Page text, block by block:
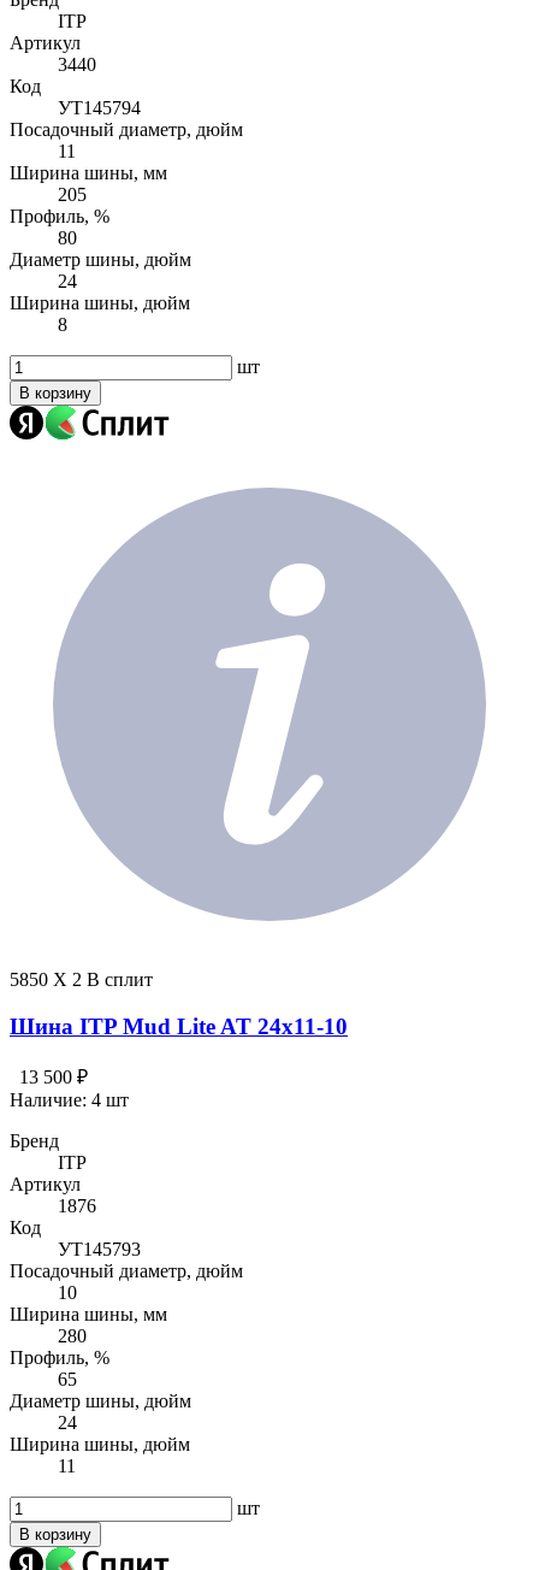
ITP
Артикул
3440
Код
УТ145794
Посадочный диаметр, дюйм
11
Ширина шины, мм
205
Профиль, %
80
Диаметр шины, дюйм
24
Ширина шины, дюйм
8
шт
В корзину
5850 X 2 В сплит
Шина ITP Mud Lite AT 24x11-10
13 500 ₽
Наличие: 4 шт
Бренд
ITP
Артикул
1876
Код
УТ145793
Посадочный диаметр, дюйм
10
Ширина шины, мм
280
Профиль, %
65
Диаметр шины, дюйм
24
Ширина шины, дюйм
11
шт
В корзину